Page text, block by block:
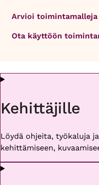
Arvioi toimintamalleja
Ota käyttöön
Kehittäjille
Löydä ohjeita, työkaluja
kehittämiseen,